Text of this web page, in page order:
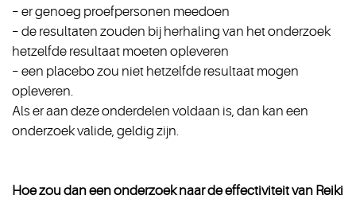
– er genoeg proefpersonen meedoen
– de resultaten zouden bij herhaling van het onderzoek
hetzelfde resultaat moeten opleveren
– een placebo zou niet hetzelfde resultaat mogen
opleveren.
Als er aan deze onderdelen voldaan is, dan kan een
onderzoek valide, geldig zijn.
Hoe zou dan een onderzoek naar de effectiviteit van Reiki